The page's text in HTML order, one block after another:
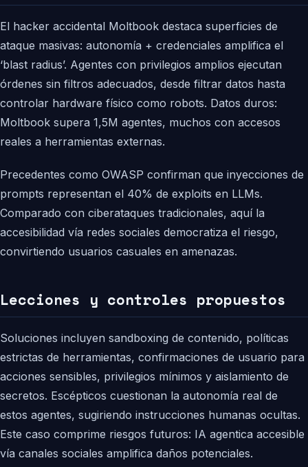
El hacker accidental Moltbook destaca superficies de
ataque masivas: autonomía + credenciales amplifica el
‘blast radius’. Agentes con privilegios amplios ejecutan
órdenes sin filtros adecuados, desde filtrar datos hasta
controlar hardware físico como robots. Datos duros:
Moltbook supera 1,5M agentes, muchos con accesos
reales a herramientas externas.
Precedentes como OWASP confirman que inyecciones de
prompts representan el 40% de exploits en LLMs.
Comparado con ciberataques tradicionales, aquí la
accesibilidad vía redes sociales democratiza el riesgo,
convirtiendo usuarios casuales en amenazas.
Lecciones y controles propuestos
Soluciones incluyen sandboxing de contenido, políticas
estrictas de herramientas, confirmaciones de usuario para
acciones sensibles, privilegios mínimos y aislamiento de
secretos. Escépticos cuestionan la autonomía real de
estos agentes, sugiriendo instrucciones humanas ocultas.
Este caso comprime riesgos futuros: IA agentica accesible
vía canales sociales amplifica daños potenciales.